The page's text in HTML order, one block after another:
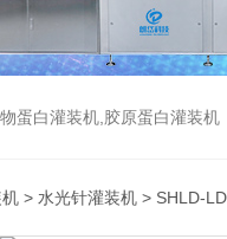
蛋白灌装机,胶原蛋白灌装机
> 水光针灌装机 > SHLD-